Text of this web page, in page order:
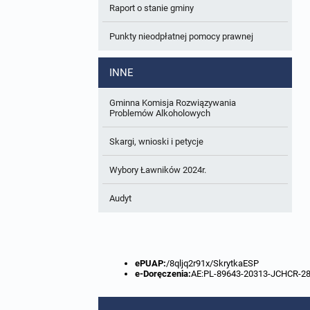
W trakcie opracowania
Zbiory danych przestrzennych
Analizy zmian w zagospodarowaniu
Raport o stanie gminy
Punkty nieodpłatnej pomocy prawnej
INNE
Gminna Komisja Rozwiązywania
Problemów Alkoholowych
Skargi, wnioski i petycje
Wybory Ławników 2024r.
Audyt
ePUAP:/8qljq2r91x/SkrytkaESP
e-Doręczenia:AE:PL-89643-20313-JCHCR-28